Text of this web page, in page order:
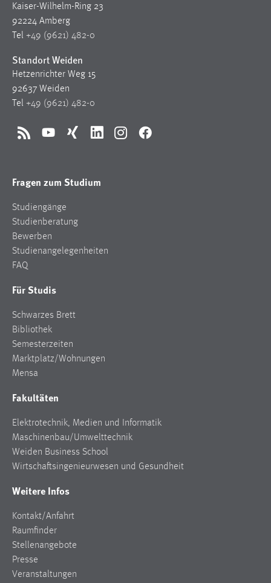
Kaiser-Wilhelm-Ring 23
92224 Amberg
Tel +49 (9621) 482-0
Standort Weiden
Hetzenrichter Weg 15
92637 Weiden
Tel +49 (9621) 482-0
RSS YouTubeXing LinkedInInstagramFacebook
Fragen zum Studium
Studiengänge
Studienberatung
Bewerben
Studienangelegenheiten
FAQ
Für Studis
Schwarzes Brett
Bibliothek
Semesterzeiten
Marktplatz/Wohnungen
Mensa
Fakultäten
Elektrotechnik, Medien und Informatik
Maschinenbau/Umwelttechnik
Weiden Business School
Wirtschaftsingenieurwesen und Gesundheit
Weitere Infos
Kontakt/Anfahrt
Raumfinder
Stellenangebote
Presse
Veranstaltungen